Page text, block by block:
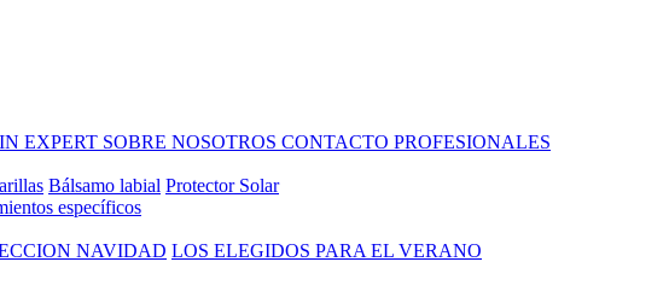
EXPERT SOBRE NOSOTROS CONTACTO PROFESIONALES
Bálsamo labial Protector Solar
específicos
NAVIDAD LOS ELEGIDOS PARA EL VERANO